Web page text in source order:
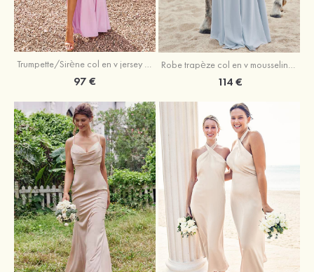
Trumpette/Sirène col en v jersey ras du sol robe de demoiselle d'honneur
97 € 114 €